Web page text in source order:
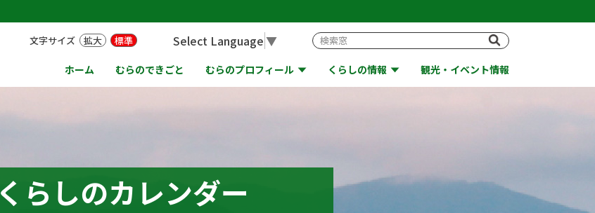
ホーム むらのできごと むらのプロフィール くらしの情報 観光・イベント情報
文字サイズ 拡大 標準 Select Language▼
くらしのカレンダー